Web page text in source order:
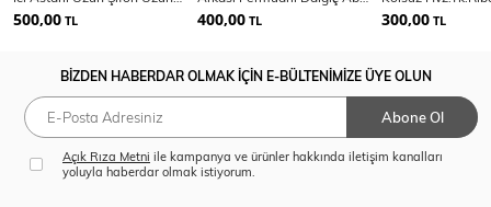
500,00 TL 400,00 TL 300,00 TL
BİZDEN HABERDAR OLMAK İÇİN E-BÜLTENİMİZE ÜYE OLUN
Abone Ol
Açık Rıza Metni ile kampanya ve ürünler hakkında iletişim kanalları
yoluyla haberdar olmak istiyorum.